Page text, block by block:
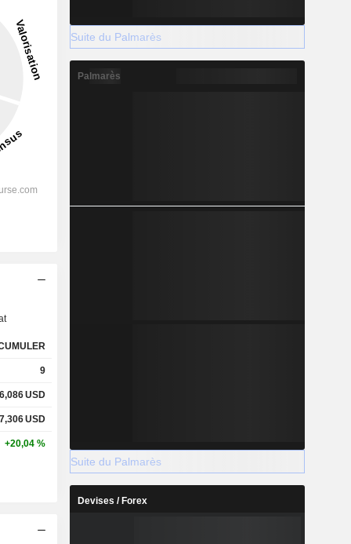
9
6,086USD
7,306USD
+20,04 %
Suite du Palmarès
Palmarès
Suite du Palmarès
Devises / Forex